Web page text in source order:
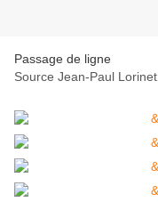
Passage de ligne
Source Jean-Paul Lorinet